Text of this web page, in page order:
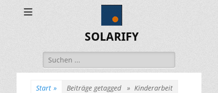
SOLARIFY
Suchen
nach:
Start » Beiträge getagged » Kinderarbeit